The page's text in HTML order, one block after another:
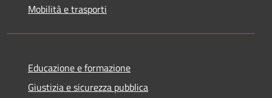
Mobilità e trasporti
Educazione e formazione
Giustizia e sicurezza pubblica